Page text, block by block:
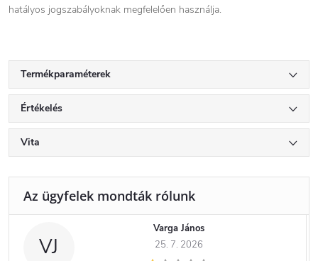
hatályos jogszabályoknak megfelelően használja.
Termékparaméterek
Értékelés
Vita
VJ
Varga János
25. 7. 2026